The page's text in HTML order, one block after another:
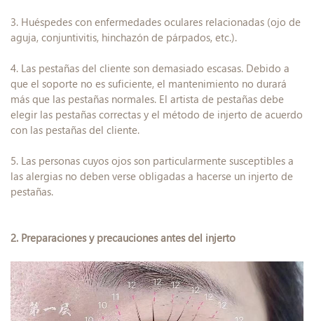
3. Huéspedes con enfermedades oculares relacionadas (ojo de
aguja, conjuntivitis, hinchazón de párpados, etc.).
4. Las pestañas del cliente son demasiado escasas. Debido a
que el soporte no es suficiente, el mantenimiento no durará
más que las pestañas normales. El artista de pestañas debe
elegir las pestañas correctas y el método de injerto de acuerdo
con las pestañas del cliente.
5. Las personas cuyos ojos son particularmente susceptibles a
las alergias no deben verse obligadas a hacerse un injerto de
pestañas.
2. Preparaciones y precauciones antes del injerto